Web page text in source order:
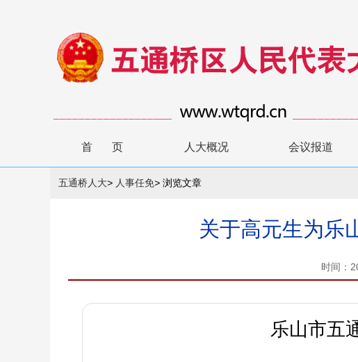
首 页 人大概况 会议报道
五通桥人大> 人事任免> 浏览文章
关于高元生为乐
时间：
乐山市五